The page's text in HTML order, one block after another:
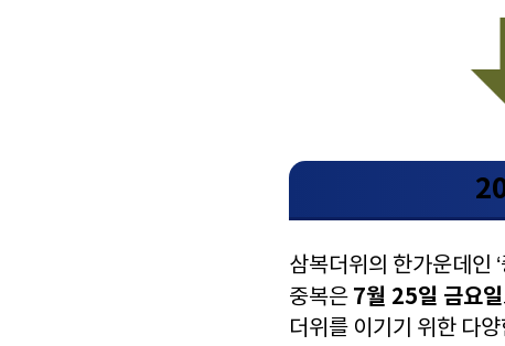
삼복더위의 한가운데인
중복은 7월 25일 금요일
더위를 이기기 위한 다